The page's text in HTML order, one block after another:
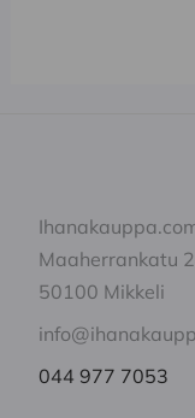
Maaherrankatu
50100 Mikkeli
044 977 7053